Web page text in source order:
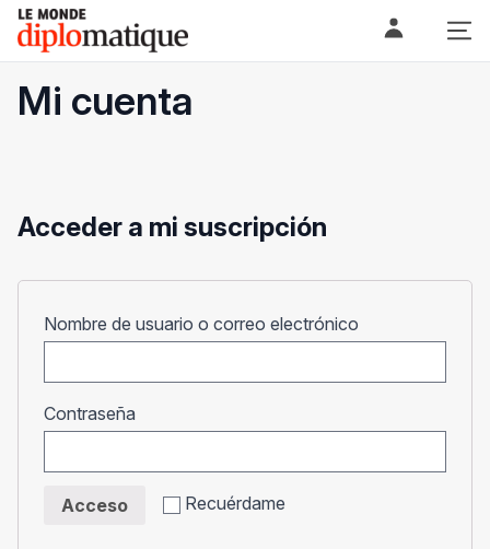
Skip
content
Le monde diplomatique
Mi cuenta
Acceder a mi suscripción
Nombre de usuario o correo electrónico
Contraseña
Recuérdame
Acceso